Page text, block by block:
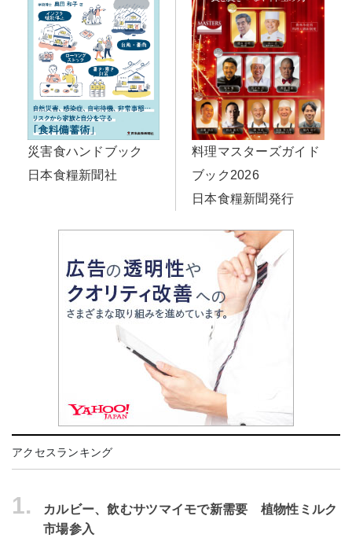
災害食ハンドブック
日本食糧新聞社
料理マスターズガイド
ブック2026
日本食糧新聞発行
アクセスランキング
1.
カルビー、飲むサツマイモで新需要 植物性ミルク
市場参入